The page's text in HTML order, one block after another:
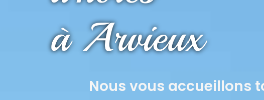
à Arvieux
Nous vous accueillons